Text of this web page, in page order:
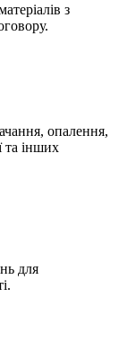
з
опалення,
та інших
для